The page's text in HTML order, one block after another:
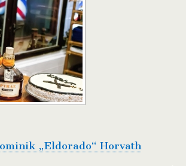
„Eldorado“ Horvath